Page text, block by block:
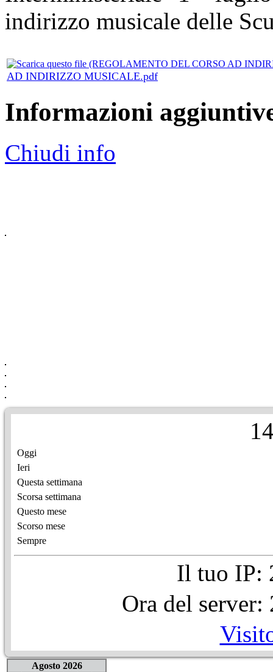
indirizzo musicale delle
AD INDIRIZZO MUSICALE.pdf
Informazioni
Chiudi info
1
Oggi
Ieri
Questa settimana
Scorsa settimana
Questo mese
Scorso mese
Sempre
Il tuo IP:
Ora del
Agosto 2026